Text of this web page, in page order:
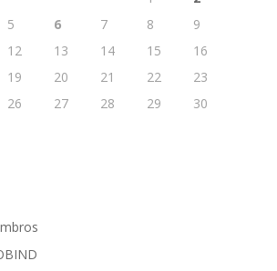
5 6 7 8
9
12 13 14 15
16
19 20 21 22
23
26 27 28 29
30